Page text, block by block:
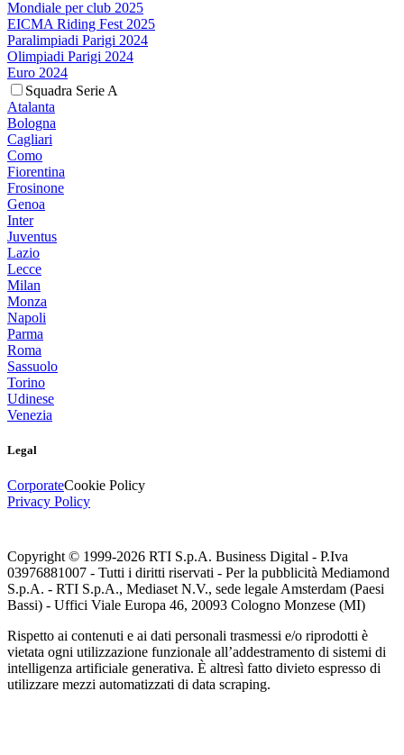
Mondiale per club 2025
EICMA Riding Fest 2025
Paralimpiadi Parigi 2024
Olimpiadi Parigi 2024
Euro 2024
Squadra Serie A
Atalanta
Bologna
Cagliari
Como
Fiorentina
Frosinone
Genoa
Inter
Juventus
Lazio
Lecce
Milan
Monza
Napoli
Parma
Roma
Sassuolo
Torino
Udinese
Venezia
Legal
CorporateCookie Policy
Privacy Policy
Copyright © 1999-2026 RTI S.p.A. Business Digital - P.Iva
03976881007 - Tutti i diritti riservati - Per la pubblicità Mediamond
S.p.A. - RTI S.p.A., Mediaset N.V., sede legale Amsterdam (Paesi
Bassi) - Uffici Viale Europa 46, 20093 Cologno Monzese (MI)
Rispetto ai contenuti e ai dati personali trasmessi e/o riprodotti è
vietata ogni utilizzazione funzionale all’addestramento di sistemi di
intelligenza artificiale generativa. È altresì fatto divieto espresso di
utilizzare mezzi automatizzati di data scraping.